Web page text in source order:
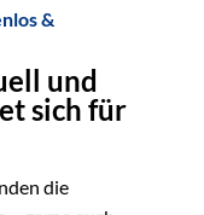
&
und
sich für
die